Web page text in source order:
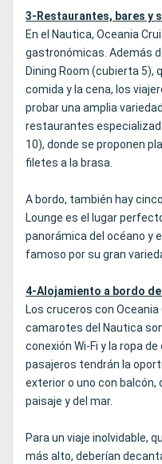
3-Restaurantes, bares y
En el Nautica, Oceania
gastronómicas. Además
Dining Room (cubierta 5),
comida y la cena, los
probar una amplia
restaurantes
10), donde se proponen
filetes a la brasa.
A bordo, también hay
Lounge es el lugar
panorámica del océano y
famoso por su gran
4-Alojamiento a bordo
Los cruceros con
camarotes del Nautica
conexión Wi-Fi y la ropa
pasajeros tendrán la
exterior o uno con balcón,
paisaje y del mar.
Para un viaje inolvidable,
más alto, deberían